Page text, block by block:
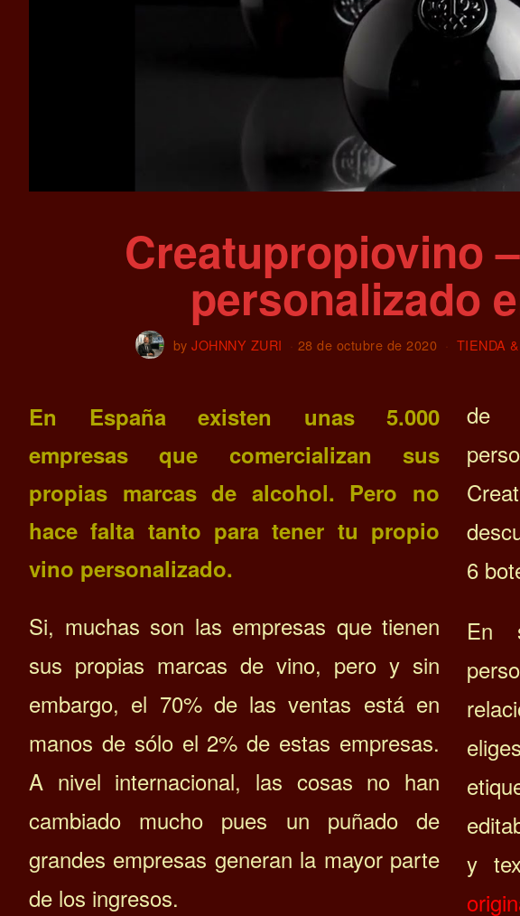
Creatupropiovino
personalizado
byJOHNNY ZURI 28 de octubre de 2020 TIENDA
En España existen unas 5.000
empresas que comercializan sus
propias marcas de alcohol. Pero no
hace falta tanto para tener tu propio
vino personalizado.
Si, muchas son las empresas que tienen
sus propias marcas de vino, pero y sin
embargo, el 70% de las ventas está en
manos de sólo el 2% de estas empresas.
A nivel internacional, las cosas no han
cambiado mucho pues un puñado de
grandes empresas generan la mayor parte
de los ingresos.
de
6
En
eliges
y